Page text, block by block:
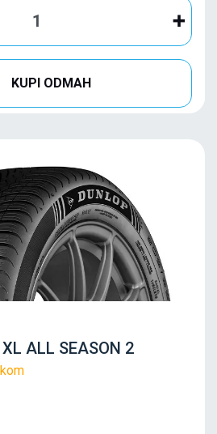
KUPI ODMAH
ALL SEASON 2